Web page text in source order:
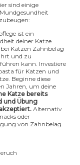
sind einige
ist ein
deiner Katze.
Katzen Zahnbelag
und zu
kann. Investiere
für Katzen und
Beginne diese
Jahren, um deine
Katze bereits
und Übung
Alternativ
oder
von Zahnbelag